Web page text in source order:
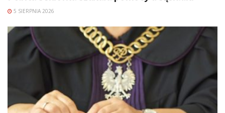
5 SIERPNIA 2026